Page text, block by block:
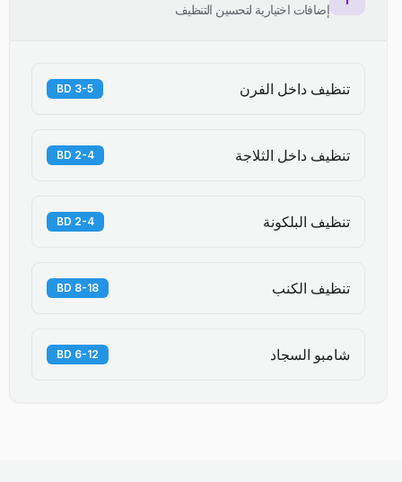
إضافات اختيارية لتحسين التنظيف
تنظيف داخل الفرن 3-5 BD
تنظيف داخل الثلاجة 2-4 BD
تنظيف البلكونة 2-4 BD
تنظيف الكنب 8-18 BD
شامبو السجاد 6-12 BD